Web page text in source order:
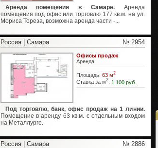
Аренда помещения в Самаре.Аренда
помещения под офис или торговлю 177 кв.м. на ул.
Мориса Тореза, возможна аренда части -...
Россия | Самара № 2954
Офисы продаж
Аренда
Площадь: 63 м2
Ставка за м2: 1 100 руб.
Под торговлю, банк, офис продаж на 1 линии.
Помещение в аренду 63 кв.м. с отдельным входом
на Металлурге.
Россия | Самара № 2886